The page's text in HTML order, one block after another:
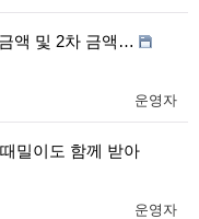
액 및 2차 금액…
운영자
밀이도 함께 받아
운영자